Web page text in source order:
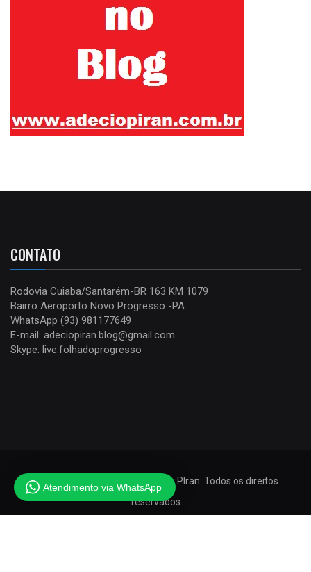
CONTATO
Rodovia Cuiaba/Santarém-BR 163 KM 1079
Bairro Aeroporto Novo Progresso -PA
WhatsApp (93) 981177649
E-mail: adeciopiran.blog@gmail.com
Skype: live:folhadoprogresso
Copyrights © 2019 - Blog Adecio PIran. Todos os direitos
reservados
Atendimento via WhatsApp